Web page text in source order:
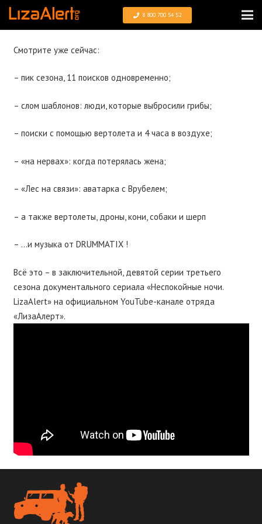
8 800 700 54 52
Смотрите уже сейчас:
– пик сезона, 11 поисков одновременно;
– слом шаблонов: люди, которые выбросили грибы;
– поиски с помощью вертолета и 4 часа в воздухе;
– «на нервах»: когда потерялась жена;
– «Лес на связи»: аватарка с Врубелем;
– а также вертолеты, дроны, кони, собаки и шерп
– …и музыка от DRUMMATIX !
Всё это – в заключительной, девятой серии третьего
сезона документального сериала «Неспокойные ночи.
LizaAlert» на официальном YouTube-канале отряда
«ЛизаАлерт».